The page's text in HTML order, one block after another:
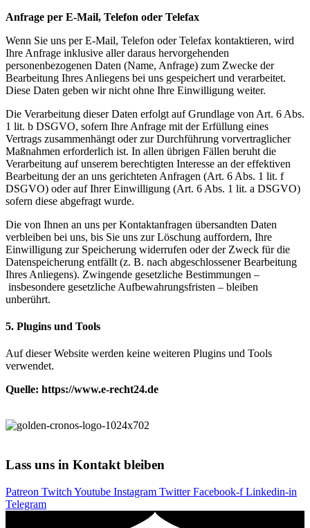
Anfrage per E-Mail, Telefon oder Telefax
Wenn Sie uns per E-Mail, Telefon oder Telefax kontaktieren, wird
Ihre Anfrage inklusive aller daraus hervorgehenden
personenbezogenen Daten (Name, Anfrage) zum Zwecke der
Bearbeitung Ihres Anliegens bei uns gespeichert und verarbeitet.
Diese Daten geben wir nicht ohne Ihre Einwilligung weiter.
Die Verarbeitung dieser Daten erfolgt auf Grundlage von Art. 6 Abs.
1 lit. b DSGVO, sofern Ihre Anfrage mit der Erfüllung eines
Vertrags zusammenhängt oder zur Durchführung vorvertraglicher
Maßnahmen erforderlich ist. In allen übrigen Fällen beruht die
Verarbeitung auf unserem berechtigten Interesse an dereffektiven
Bearbeitung der an uns gerichteten Anfragen (Art. 6 Abs. 1 lit. f
DSGVO) oder auf IhrerEinwilligung (Art. 6 Abs. 1 lit. a DSGVO)
sofern diese abgefragt wurde.
Die von Ihnen an uns per Kontaktanfragen übersandten Daten
verbleiben bei uns, bis Sie uns zur Löschung auffordern, Ihre
Einwilligung zur Speicherung widerrufen oder der Zweck für die
Datenspeicherung entfällt (z. B. nach abgeschlossener Bearbeitung
Ihres Anliegens). Zwingende gesetzliche Bestimmungen –
insbesondere gesetzliche Aufbewahrungsfristen – bleiben
unberührt.
5. Plugins und Tools
Auf dieser Website werden keine weiteren Plugins und Tools
verwendet.
Quelle: https://www.e-recht24.de
Lass uns in Kontakt bleiben
Patreon Twitch Youtube Instagram Twitter Facebook-f Linkedin-in
Telegram